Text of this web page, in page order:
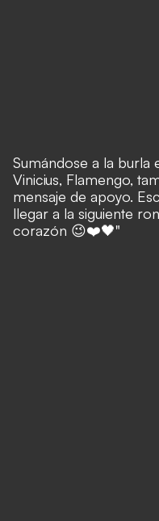
Sumándose a la burla
Vinicius, Flamengo,
mensaje de apoyo.
llegar a la siguiente
corazón 😉❤️🖤"